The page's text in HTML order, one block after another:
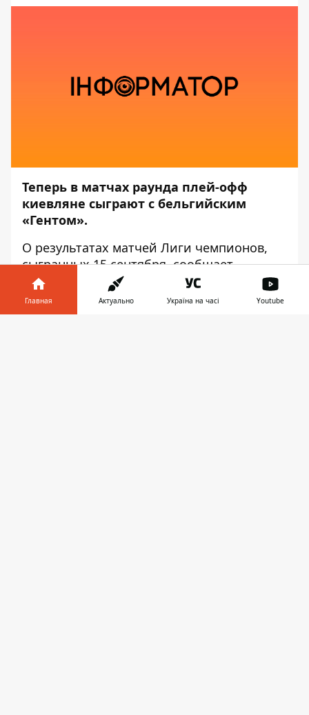
Теперь в матчах раунда плей-офф
киевляне сыграют с бельгийским
«Гентом».
О результатах матчей Лиги чемпионов,
сыгранных 15 сентября, сообщает
Информатор
Во вторник, 15 сентября, состоялись три
Главная Актуально Україна на часі Youtube